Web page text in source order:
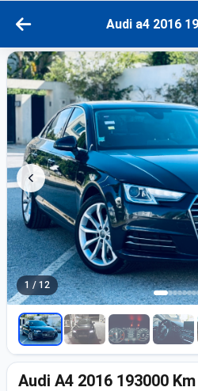
Audi a4 2016
1 / 12
Audi A4 2016 193000 Km